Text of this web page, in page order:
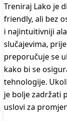
Treniraj Lako je
friendly, ali bez
i najintuitivniji
slučajevima,
preporučuje se
kako bi se
tehnologije.
je bolje zadržati
uslovi za